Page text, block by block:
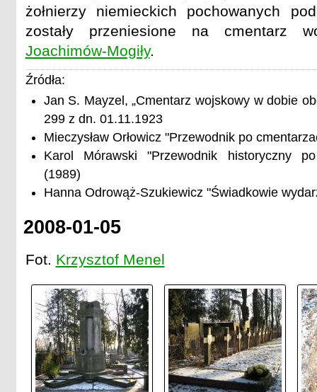
żołnierzy niemieckich pochowanych
zostały przeniesione na cmentarz
Joachimów-Mogiły.
Źródła:
Jan S. Mayzel, „Cmentarz wojskowy w dobie
299 z dn. 01.11.1923
Mieczysław Orłowicz "Przewodnik po
Karol Mórawski "Przewodnik historyczny
(1989)
Hanna Odrowąż-Szukiewicz "Świadkowie
2008-01-05
Fot. Krzysztof Menel